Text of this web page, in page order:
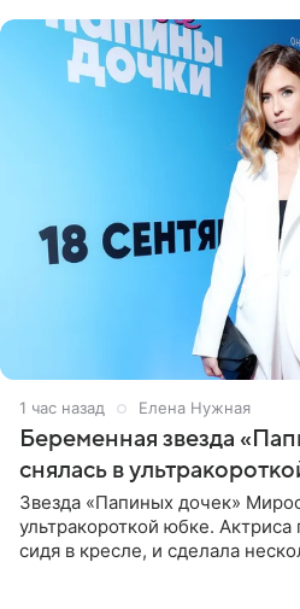
1 час назад Елена Нужная
Беременная звезда
снялась в
Звезда «Папиных дочек»
ультракороткой юбке.
сидя в кресле, и сделала